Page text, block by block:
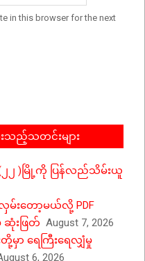
in this browser for the next
သည့်သတင်းများ
၂ )မြို့ကို ပြန်လည်သိမ်းယူ
းတော့မယ်လို့ PDF
ဆုံးဖြတ် August 7, 2026
ာ ရေကြီးရေလျှံမှု
6, 2026